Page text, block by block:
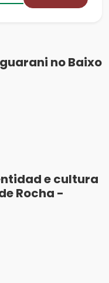
no Baixo
e cultura
Rocha -